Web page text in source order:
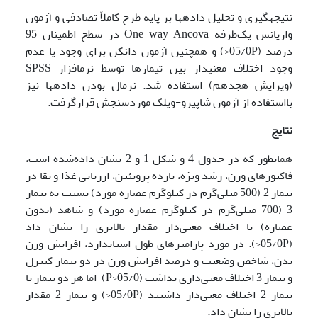
نتیجه­گیری و تحلیل داده­ها بر پایه طرح کاملاً تصادفی و آزمون
واریانس یک‌طرفه One way Ancova در سطح اطمینان 95
درصد (05/0P<) و همچنین آزمون دانکن برای وجود یا عدم
وجود اختلاف معنی­دار بین تیمارها توسط نرم­افزار SPSS
(ویرایش هجدهم) استفاده شد. نرمال بودن داده­ها نیز
بااستفاده از آزمون شاپیرو-ویلک موردسنجش قرارگرفت.
نتایج
همانطور که در جدول 4 و شکل 1 و 2 نشان داده‌شده است،
فاکتورهای وزن، رشد ویژه، بازده پروتئین، ارزیابی غذا و بقا در
تیمار 2 (500 میلی‌گرم در کیلوگرم عصاره مورد) نسبت به تیمار
3 (700 میلی‌گرم در کیلوگرم عصاره مورد) و شاهد (بدون
عصاره) با اختلاف معنی‌دار مقدار بالاتری را نشان داد
(05/0P<). در مورد پارامترهای طول استاندارد، افزایش وزن
بدن، شاخص وضعیت و درصد افزایش وزن در دو تیمار کنترل
و تیمار 3 اختلاف معنی‌داری نداشت (05/0<P) اما هر دو تیمار با
تیمار 2 اختلاف معنی‌دار داشتند (05/0P<) و تیمار 2 مقدار
بالاتری را نشان داد.